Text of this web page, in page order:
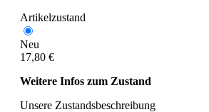
Artikelzustand
Neu
17,80 €
Weitere Infos zum Zustand
Unsere Zustandsbeschreibung